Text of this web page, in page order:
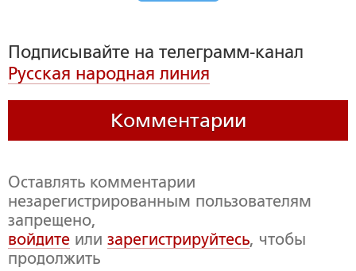
Подписывайте на телеграмм-канал
Русская народная линия
Комментарии
Оставлять комментарии
незарегистрированным пользователям
запрещено,
войдите или зарегистрируйтесь, чтобы
продолжить